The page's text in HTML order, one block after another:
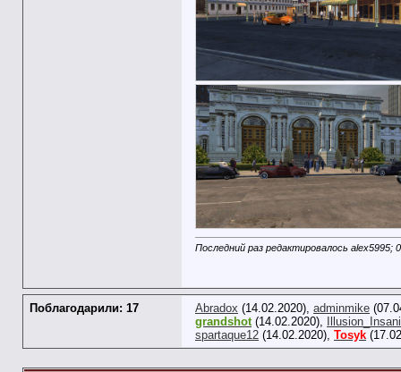
Последний раз редактировалось alex5995;
Поблагодарили: 17 Abradox (14.02.2020), adminmike
grandshot(14.02.2020),
spartaque12 (14.02.2020), Tosyk